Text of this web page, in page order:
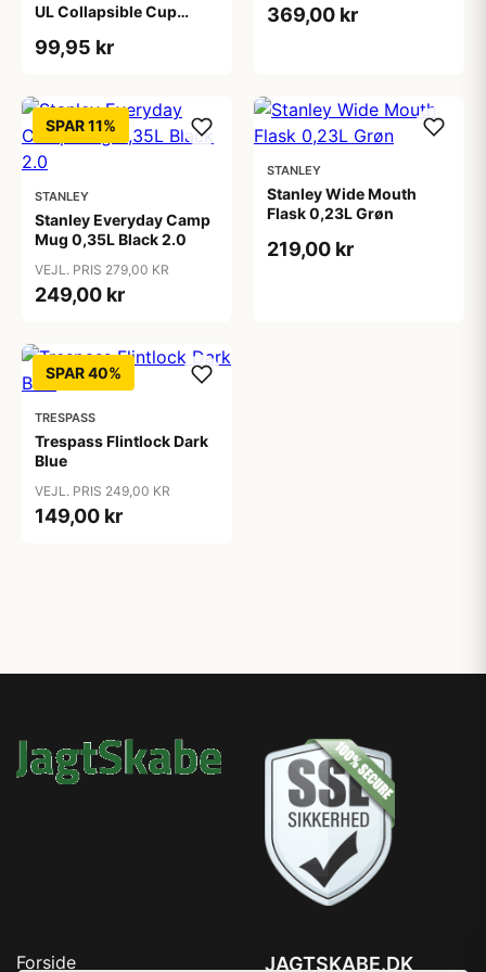
UL Collapsible Cup
Orange
99,95 kr
369,00 kr
SPAR 11%
STANLEY
Stanley Everyday Camp
Mug 0,35L Black 2.0
VEJL. PRIS 279,00 KR
249,00 kr
STANLEY
Stanley Wide Mouth
Flask 0,23L Grøn
219,00 kr
SPAR 40%
TRESPASS
Trespass Flintlock Dark
Blue
VEJL. PRIS 249,00 KR
149,00 kr
Forside JAGTSKABE.DK